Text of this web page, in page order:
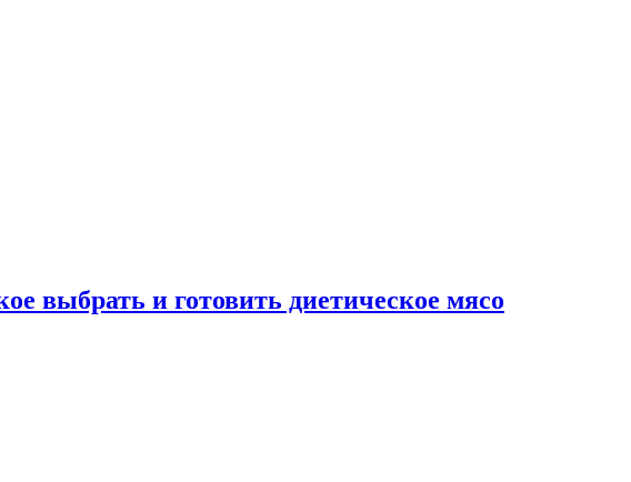
выбрать и готовить диетическое мясо